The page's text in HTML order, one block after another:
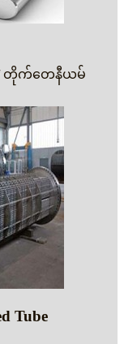
25/ တိုက်တေနီယမ်
Tube